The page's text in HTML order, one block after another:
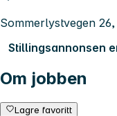
Sommerlystvegen
Stillingsannonsen
Om jobben
Lagre favoritt